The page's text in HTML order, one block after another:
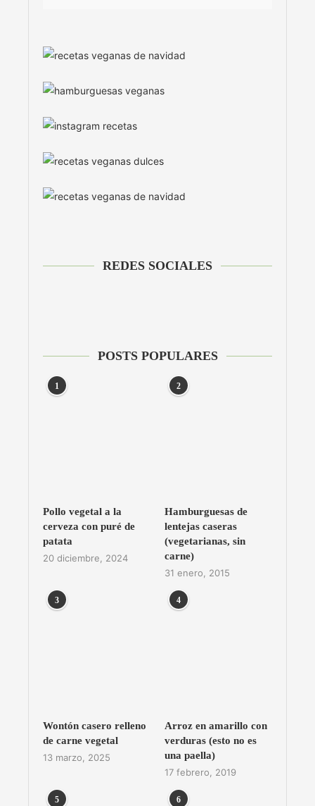
REDES SOCIALES
POSTS POPULARES
1
Pollo vegetal a la
cerveza con puré de
patata
20 diciembre, 2024
2
Hamburguesas de
lentejas caseras
(vegetarianas, sin
carne)
31 enero, 2015
3
Wontón casero relleno
de carne vegetal
13 marzo, 2025
4
Arroz en amarillo con
verduras (esto no es
una paella)
17 febrero, 2019
5 6